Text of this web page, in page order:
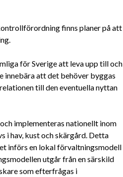
finns planer på att
för Sverige att leva upp till och
innebära att det behöver byggas
till den eventuella nyttan
implementeras nationellt inom
i hav, kust och skärgård. Detta
införs en lokal förvaltningsmodell
utgår från en särskild
som efterfrågas i